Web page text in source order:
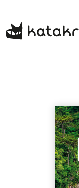
contenido
principal